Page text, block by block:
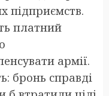
підприємств.
платний
армії.
бронь справді